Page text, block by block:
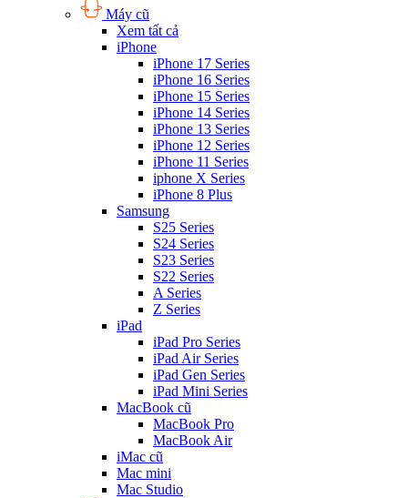
Máy cũ
Xem tất cả
iPhone
iPhone 17 Series
iPhone 16 Series
iPhone 15 Series
iPhone 14 Series
iPhone 13 Series
iPhone 12 Series
iPhone 11 Series
iphone X Series
iPhone 8 Plus
Samsung
S25 Series
S24 Series
S23 Series
S22 Series
A Series
Z Series
iPad
iPad Pro Series
iPad Air Series
iPad Gen Series
iPad Mini Series
MacBook cũ
MacBook Pro
MacBook Air
iMac cũ
Mac mini
Mac Studio